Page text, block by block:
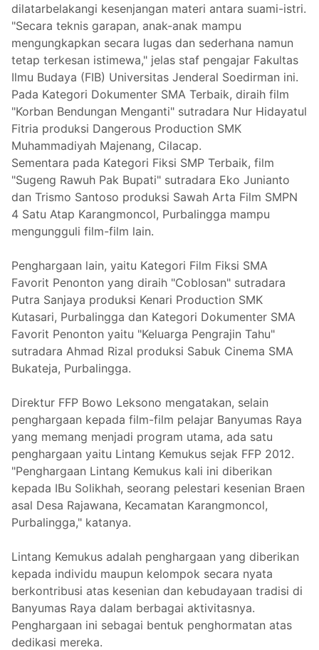
dilatarbelakangi kesenjangan materi antara suami-istri.
"Secara teknis garapan, anak-anak mampu
mengungkapkan secara lugas dan sederhana namun
tetap terkesan istimewa," jelas staf pengajar Fakultas
Ilmu Budaya (FIB) Universitas Jenderal Soedirman ini.
Pada Kategori Dokumenter SMA Terbaik, diraih film
"Korban Bendungan Menganti" sutradara Nur Hidayatul
Fitria produksi Dangerous Production SMK
Muhammadiyah Majenang, Cilacap.
Sementara pada Kategori Fiksi SMP Terbaik, film
"Sugeng Rawuh Pak Bupati" sutradara Eko Junianto
dan Trismo Santoso produksi Sawah Arta Film SMPN
4 Satu Atap Karangmoncol, Purbalingga mampu
mengungguli film-film lain.
Penghargaan lain, yaitu Kategori Film Fiksi SMA
Favorit Penonton yang diraih "Coblosan" sutradara
Putra Sanjaya produksi Kenari Production SMK
Kutasari, Purbalingga dan Kategori Dokumenter SMA
Favorit Penonton yaitu "Keluarga Pengrajin Tahu"
sutradara Ahmad Rizal produksi Sabuk Cinema SMA
Bukateja, Purbalingga.
Direktur FFP Bowo Leksono mengatakan, selain
penghargaan kepada film-film pelajar Banyumas Raya
yang memang menjadi program utama, ada satu
penghargaan yaitu Lintang Kemukus sejak FFP 2012.
"Penghargaan Lintang Kemukus kali ini diberikan
kepada IBu Solikhah, seorang pelestari kesenian Braen
asal Desa Rajawana, Kecamatan Karangmoncol,
Purbalingga," katanya.
Lintang Kemukus adalah penghargaan yang diberikan
kepada individu maupun kelompok secara nyata
berkontribusi atas kesenian dan kebudayaan tradisi di
Banyumas Raya dalam berbagai aktivitasnya.
Penghargaan ini sebagai bentuk penghormatan atas
dedikasi mereka.